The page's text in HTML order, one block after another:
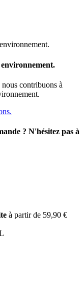
nous contribuons à
? N'hésitez pas à
à partir de 59,90 €